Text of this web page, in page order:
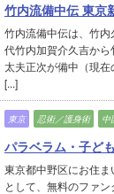
竹内流備中伝 東京
竹内流備中伝は、竹
代竹内加賀介久吉か
太夫正次が備中（現
[...]
東京 忍術／護身術 中
パラベラム・子ど
東京都中野区にお住
として、無料のファ